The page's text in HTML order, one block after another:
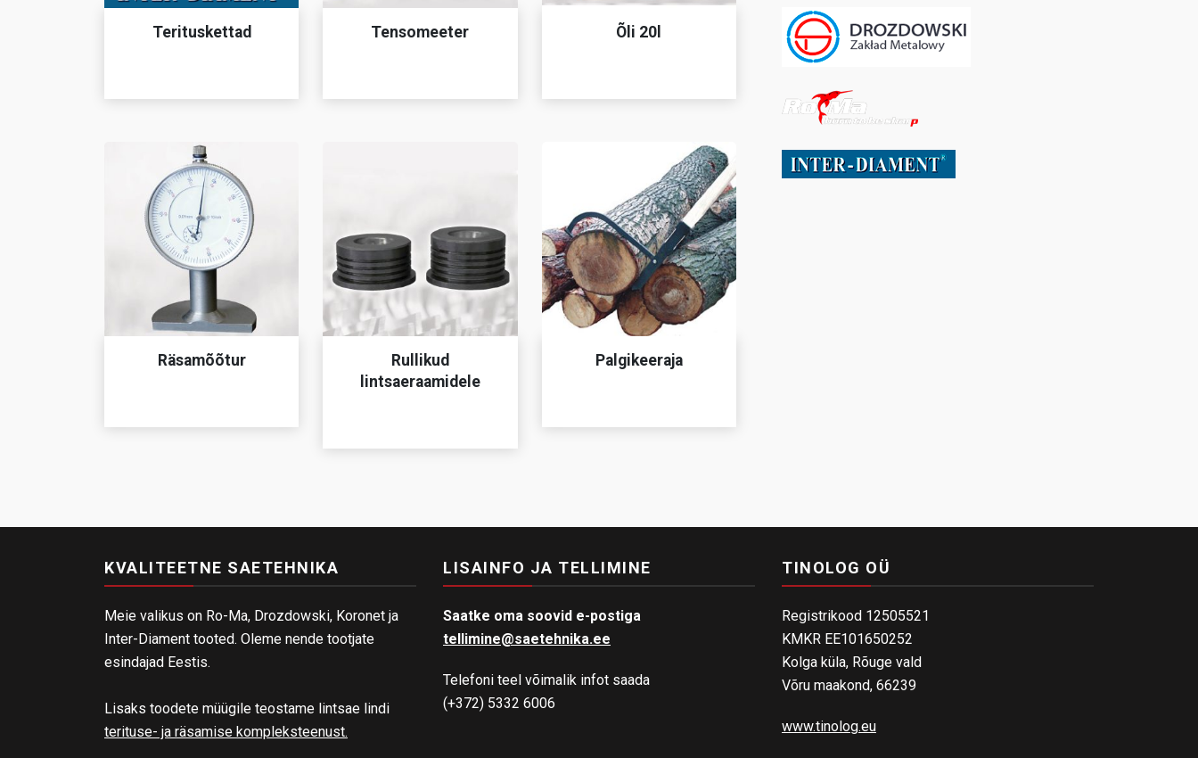
Terituskettad Tensomeeter Õli 20l
Räsamõõtur
Rullikud
lintsaeraamidele
Palgikeeraja
KVALITEETNE SAETEHNIKA
Meie valikus on Ro-Ma, Drozdowski, Koronet ja
Inter-Diament tooted. Oleme nende tootjate
esindajad Eestis.
Lisaks toodete müügile teostame lintsae lindi
terituse- ja räsamise kompleksteenust.
LISAINFO JA TELLIMINE
Saatke oma soovid e-postiga
tellimine@saetehnika.ee
Telefoni teel võimalik infot saada
(+372) 5332 6006
TINOLOG OÜ
Registrikood 12505521
KMKR EE101650252
Kolga küla, Rõuge vald
Võru maakond, 66239
www.tinolog.eu